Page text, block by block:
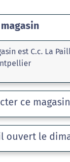
est C.c. La
ce magasin
ouvert le